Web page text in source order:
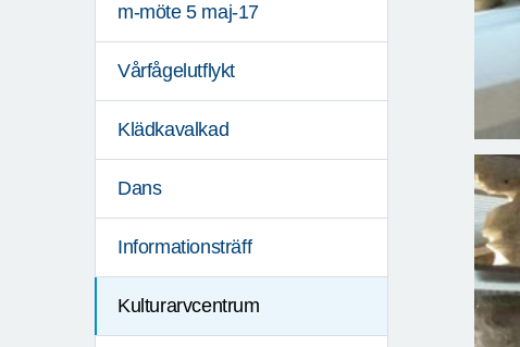
m-möte 5 maj-17
Vårfågelutflykt
Klädkavalkad
Dans
Informationsträff
Kulturarvcentrum